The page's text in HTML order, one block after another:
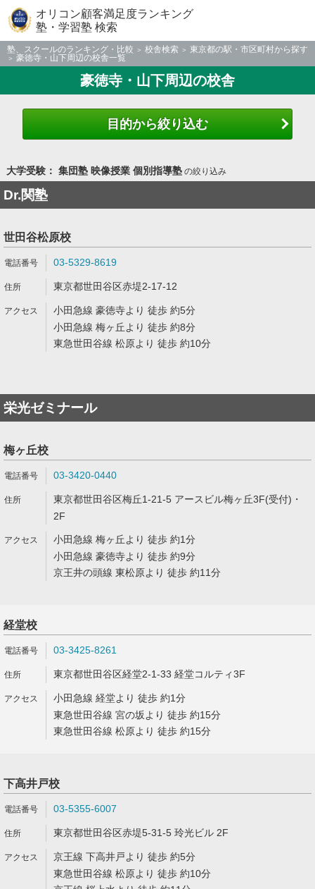
オリコン顧客満足度ランキング
塾・学習塾 検索
塾、スクールのランキング・比較 校舎検索
東京都の駅・市区町村から探す
豪徳寺・山下周辺の校舎一覧
豪徳寺・山下周辺の校舎
目的から絞り込む
大学受験： 集団塾 映像授業 個別指導塾の絞り込み
Dr.関塾
世田谷松原校
03-5329-8619
東京都世田谷区赤堤2-17-12
小田急線 豪徳寺より 徒歩 約5分
小田急線 梅ヶ丘より 徒歩 約8分
東急世田谷線 松原より 徒歩 約10分
栄光ゼミナール
梅ヶ丘校
03-3420-0440
東京都世田谷区梅丘1-21-5 アースビル梅ヶ丘3F(受付)・
2F
小田急線 梅ヶ丘より 徒歩 約1分
小田急線 豪徳寺より 徒歩 約9分
京王井の頭線 東松原より 徒歩 約11分
経堂校
03-3425-8261
東京都世田谷区経堂2-1-33 経堂コルティ3F
小田急線 経堂より 徒歩 約1分
東急世田谷線 宮の坂より 徒歩 約15分
東急世田谷線 松原より 徒歩 約15分
下高井戸校
03-5355-6007
東京都世田谷区赤堤5-31-5 玲光ビル 2F
京王線 下高井戸より 徒歩 約5分
東急世田谷線 松原より 徒歩 約10分